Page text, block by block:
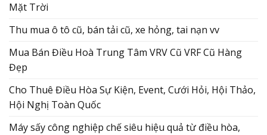
Mặt Trời
Thu mua ô tô cũ, bán tải cũ, xe hỏng, tai nạn vv
Mua Bán Điều Hoà Trung Tâm VRV Cũ VRF Cũ Hàng
Đẹp
Cho Thuê Điều Hòa Sự Kiện, Event, Cưới Hỏi, Hội Thảo,
Hội Nghị Toàn Quốc
Máy sấy công nghiệp chế siêu hiệu quả từ điều hòa,